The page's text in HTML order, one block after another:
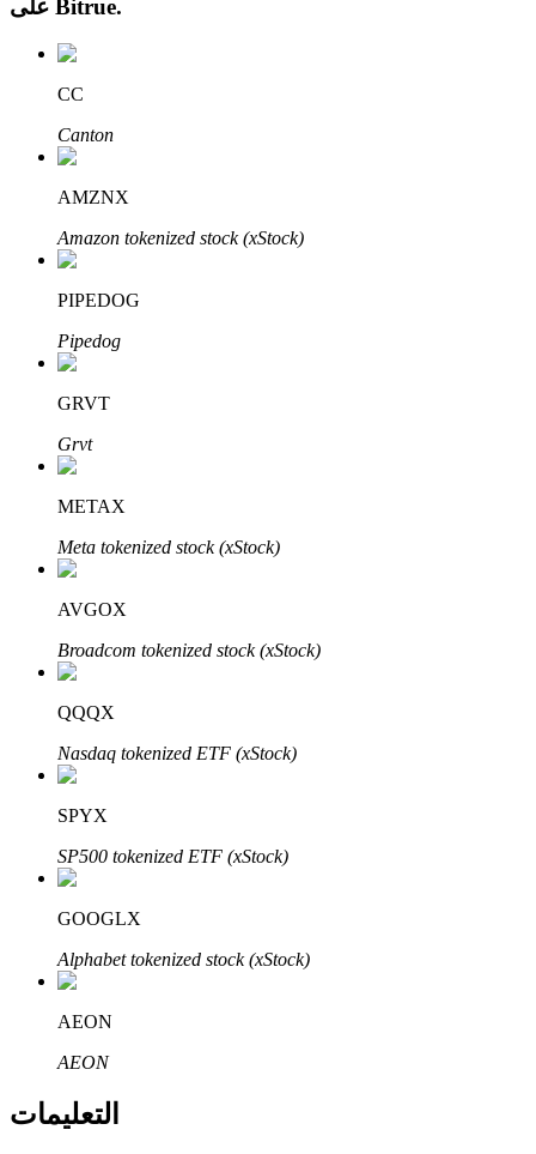
الاستثمار التلقائي
تعلم الستاكينغ
تعرف على كيفية كسب الدخل السلبي
Bitrue
AI
شركاء بيترو
Bitrue.
CC
Canton
AMZNX
Amazon tokenized stock (xStock)
PIPEDOG
Pipedog
GRVT
Grvt
METAX
Meta tokenized stock (xStock)
AVGOX
Broadcom tokenized stock (xStock)
QQQX
Nasdaq tokenized ETF (xStock)
SPYX
SP500 tokenized ETF (xStock)
GOOGLX
Alphabet tokenized stock (xStock)
AEON
AEON
التعليمات